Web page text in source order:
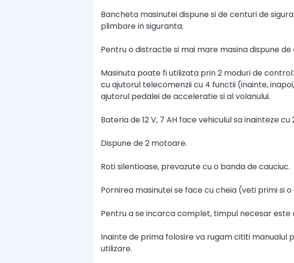
Bancheta masinutei dispune si de centuri de
plimbare in siguranta.
Pentru o distractie si mai mare masina dispune
Masinuta poate fi utilizata prin 2 moduri de
cu ajutorul telecomenzii cu 4 functii (inainte,
ajutorul pedalei de acceleratie si al volanului.
Bateria de 12 V, 7 AH face vehiculul sa inainteze
Dispune de 2 motoare.
Roti silentioase, prevazute cu o banda de cauciuc.
Pornirea masinutei se face cu cheia (veti primi si
Pentru a se incarca complet, timpul necesar este
Inainte de prima folosire va rugam cititi manualul
utilizare.